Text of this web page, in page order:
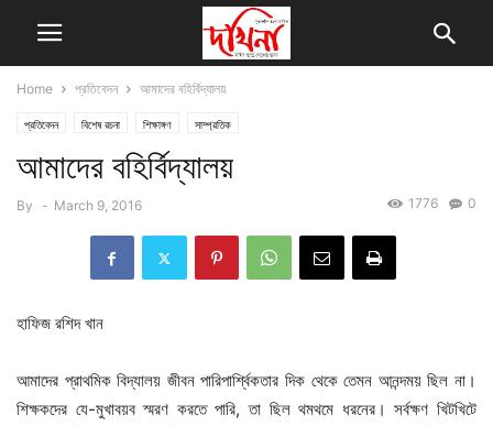
Home প্রতিবেদন আমাদের বহির্বিদ্যালয়
প্রতিবেদন বিশেষ রচনা শিক্ষাঙ্গণ সাম্প্রতিক
আমাদের বহির্বিদ্যালয়
By - March 9, 2016 0
1776
হাফিজ রশিদ খান
আমাদের প্রাথমিক বিদ্যালয় জীবন পারিপার্শ্বিকতার দিক থেকে তেমন আনন্দময় ছিল না।
শিক্ষকদের যে-মুখাবয়ব স্মরণ করতে পারি, তা ছিল থমথমে ধরনের। সর্বক্ষণ খিটখিটে